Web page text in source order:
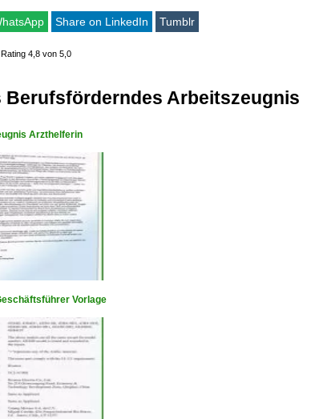
Share on LinkedIn Tumblr
Rating 4,8 von 5,0
Arbeitszeugnis
Arzthelferin
Vorlage